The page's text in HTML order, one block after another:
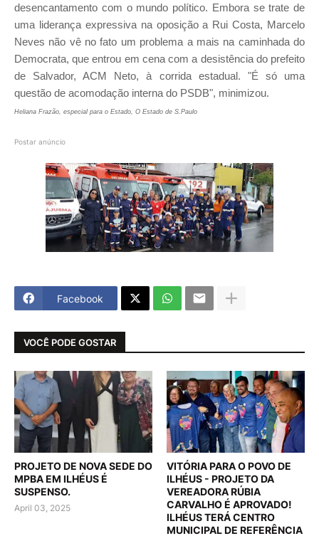
desencantamento com o mundo político. Embora se trate de
uma liderança expressiva na oposição a Rui Costa, Marcelo
Neves não vê no fato um problema a mais na caminhada do
Democrata, que entrou em cena com a desistência do prefeito
de Salvador, ACM Neto, à corrida estadual. "É só uma
questão de acomodação interna do PSDB", minimizou.
Heliana Frazão, especial para o Estado, O Estado de S.Paulo
Postar anúncio
Facebook
VOCÊ PODE GOSTAR
PROJETO DE NOVA SEDE DO
MPBA EM ILHÉUS É
SUSPENSO.
April 03, 2025
VITÓRIA PARA O POVO DE
ILHÉUS - PROJETO DA
VEREADORA RÚBIA
CARVALHO É APROVADO!
ILHÉUS TERÁ CENTRO
MUNICIPAL DE REFERÊNCIA